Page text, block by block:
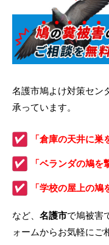
名護市鳩よけ対策セン
承っています。
「倉庫の天井に巣
「ベランダの鳩を
「学校の屋上の鳩
など、 名護市で鳩被害
ォームからお気軽にご